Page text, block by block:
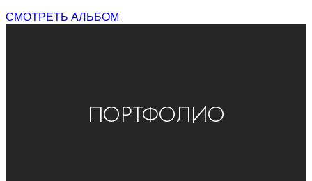
СМОТРЕТЬ АЛЬБОМ
ПОРТФОЛИО